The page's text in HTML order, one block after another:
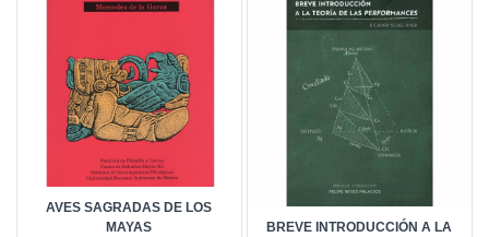
AVES SAGRADAS DE LOS
MAYAS
BREVE INTRODUCCIÓN A LA